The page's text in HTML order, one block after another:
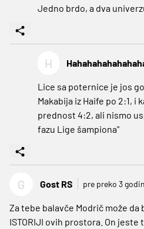
Jedno brdo, a dva
H
Lice sa poternice je jos
Makabija iz Haife po 2:1, i
prednost 4:2, ali nismo
fazu Lige šampiona"
G Gost RS pre preko 3
Za tebe balavče Modrič može
ISTORIJI ovih prostora. On jeste